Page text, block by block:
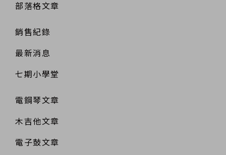
部落格文章
銷售紀錄
最新消息
七期小學堂
電鋼琴文章
木吉他文章
電子鼓文章